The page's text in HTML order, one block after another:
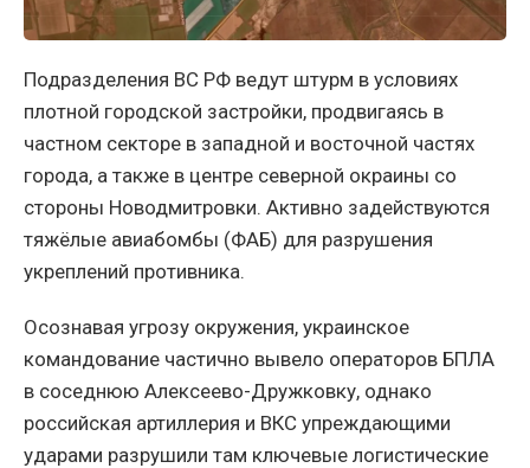
Подразделения ВС РФ ведут штурм в условиях
плотной городской застройки, продвигаясь в
частном секторе в западной и восточной частях
города, а также в центре северной окраины со
стороны Новодмитровки. Активно задействуются
тяжёлые авиабомбы (ФАБ) для разрушения
укреплений противника.
Осознавая угрозу окружения, украинское
командование частично вывело операторов БПЛА
в соседнюю Алексеево-Дружковку, однако
российская артиллерия и ВКС упреждающими
ударами разрушили там ключевые логистические